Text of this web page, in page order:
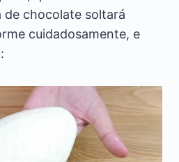
de chocolate soltará
cuidadosamente, e